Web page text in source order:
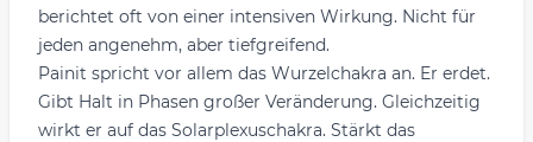
berichtet oft von einer intensiven Wirkung. Nicht für
jeden angenehm, aber tiefgreifend.
Painit spricht vor allem das Wurzelchakra an. Er erdet.
Gibt Halt in Phasen großer Veränderung. Gleichzeitig
wirkt er auf das Solarplexuschakra. Stärkt das